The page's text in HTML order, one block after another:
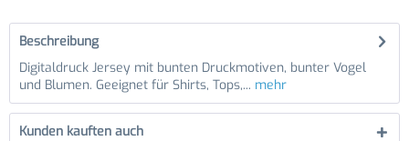
Beschreibung
Digitaldruck Jersey mit bunten Druckmotiven, bunter Vogel
und Blumen. Geeignet für Shirts, Tops,... mehr
Kunden kauften auch